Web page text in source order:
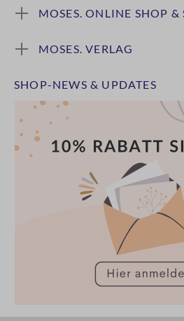
MOSES. ONLINE SHOP &
MOSES. VERLAG
SHOP-NEWS & UPDATES